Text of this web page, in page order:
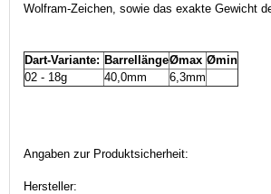
Wolfram-Zeichen, sowie das exakte Gewicht
Dart-Variante: BarrellängeØmax Ømin
02 - 18g
40,0mm 6,3mm
Angaben zur Produktsicherheit:
Hersteller: